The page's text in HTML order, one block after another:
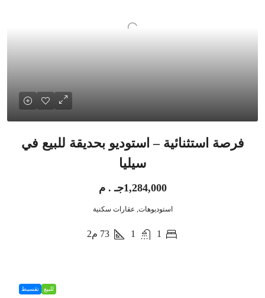
فرصة استثنائية – استوديو بحديقة للبيع في
سيليا
1,284,000جـ . م
استوديوهات, عقارات سكنية
1
1
73 م2
للبيع تقسيط